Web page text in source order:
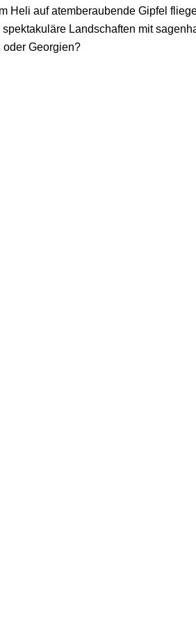
Heli auf atemberaubende Gipfel
Landschaften mit
oder Georgien?